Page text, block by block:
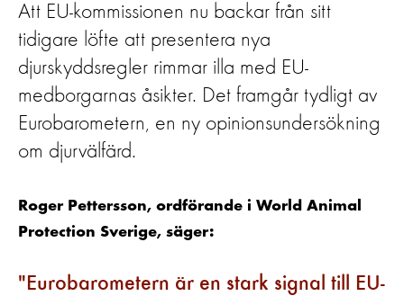
Att EU-kommissionen nu backar från sitt
tidigare löfte att presentera nya
djurskyddsregler rimmar illa med EU-
medborgarnas åsikter. Det framgår tydligt av
Eurobarometern, en ny opinionsundersökning
om djurvälfärd.
Roger Pettersson, ordförande i World Animal
Protection Sverige, säger:
Eurobarometern är en stark signal till EU-